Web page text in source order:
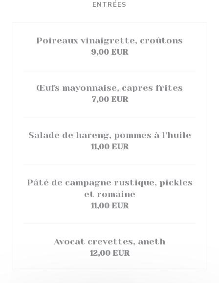
ENTRÉES
Poireaux vinaigrette, croûtons
9,00 EUR
Œufs mayonnaise, capres frites
7,00 EUR
Salade de hareng, pommes à l'huile
11,00 EUR
Pâté de campagne rustique, pickles
et romaine
11,00 EUR
Avocat crevettes, aneth
12,00 EUR